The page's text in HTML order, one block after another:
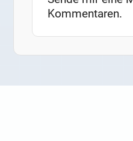
Kommentaren.